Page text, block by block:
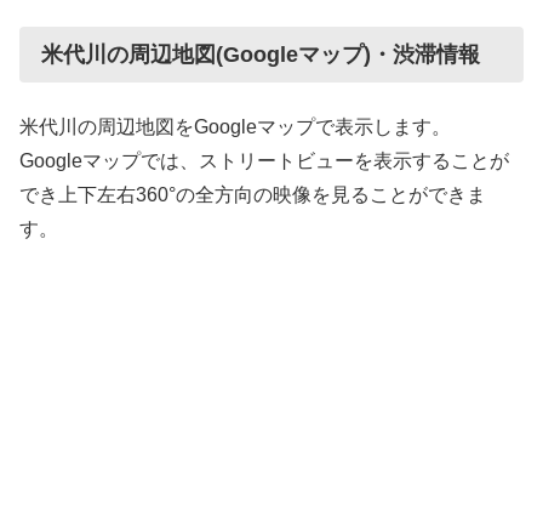
米代川の周辺地図(Googleマップ)・渋滞情報
米代川の周辺地図をGoogleマップで表示します。
Googleマップでは、ストリートビューを表示することが
でき上下左右360°の全方向の映像を見ることができま
す。